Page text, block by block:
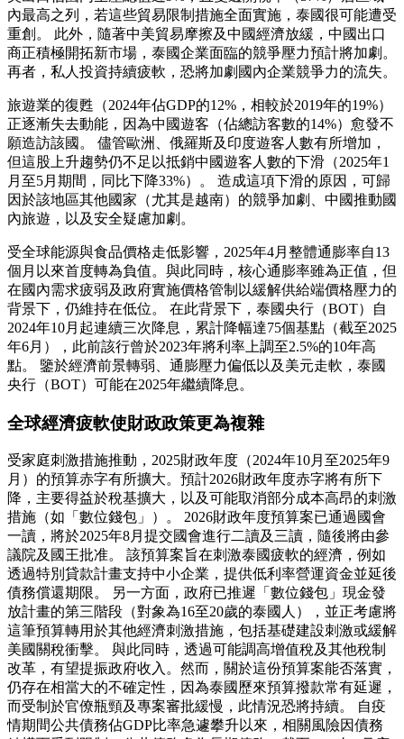
內最高之列，若這些貿易限制措施全面實施，泰國很可能遭受
重創。 此外，隨著中美貿易摩擦及中國經濟放緩，中國出口
商正積極開拓新市場，泰國企業面臨的競爭壓力預計將加劇。
再者，私人投資持續疲軟，恐將加劇國內企業競爭力的流失。
旅遊業的復甦（2024年佔GDP的12%，相較於2019年的19%）
正逐漸失去動能，因為中國遊客（佔總訪客數的14%）愈發不
願造訪該國。 儘管歐洲、俄羅斯及印度遊客人數有所增加，
但這股上升趨勢仍不足以抵銷中國遊客人數的下滑（2025年1
月至5月期間，同比下降33%）。 造成這項下滑的原因，可歸
因於該地區其他國家（尤其是越南）的競爭加劇、中國推動國
內旅遊，以及安全疑慮加劇。
受全球能源與食品價格走低影響，2025年4月整體通膨率自13
個月以來首度轉為負值。與此同時，核心通膨率雖為正值，但
在國內需求疲弱及政府實施價格管制以緩解供給端價格壓力的
背景下，仍維持在低位。 在此背景下，泰國央行（BOT）自
2024年10月起連續三次降息，累計降幅達75個基點（截至2025
年6月），此前該行曾於2023年將利率上調至2.5%的10年高
點。 鑒於經濟前景轉弱、通膨壓力偏低以及美元走軟，泰國
央行（BOT）可能在2025年繼續降息。
全球經濟疲軟使財政政策更為複雜
受家庭刺激措施推動，2025財政年度（2024年10月至2025年9
月）的預算赤字有所擴大。預計2026財政年度赤字將有所下
降，主要得益於稅基擴大，以及可能取消部分成本高昂的刺激
措施（如「數位錢包」）。 2026財政年度預算案已通過國會
一讀，將於2025年8月提交國會進行二讀及三讀，隨後將由參
議院及國王批准。 該預算案旨在刺激泰國疲軟的經濟，例如
透過特別貸款計畫支持中小企業，提供低利率營運資金並延後
債務償還期限。 另一方面，政府已推遲「數位錢包」現金發
放計畫的第三階段（對象為16至20歲的泰國人），並正考慮將
這筆預算轉用於其他經濟刺激措施，包括基礎建設刺激或緩解
美國關稅衝擊。 與此同時，透過可能調高增值稅及其他稅制
改革，有望提振政府收入。然而，關於這份預算案能否落實，
仍存在相當大的不確定性，因為泰國歷來預算撥款常有延遲，
而受制於官僚瓶頸及專案審批緩慢，此情況恐將持續。 自疫
情期間公共債務佔GDP比率急遽攀升以來，相關風險因債務